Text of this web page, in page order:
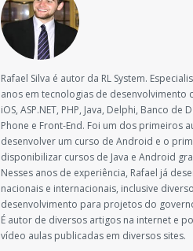
Rafael Silva é autor da RL System.
anos em tecnologias de desenvolvimento
iOS, ASP.NET, PHP, Java, Delphi, Banco de
Phone e Front-End. Foi um dos primeiros
desenvolver um curso de Android e o
disponibilizar cursos de Java e Android
Nesses anos de experiência, Rafael já
nacionais e internacionais, inclusive
desenvolvimento para projetos do
É autor de diversos artigos na internet e
vídeo aulas publicadas em diversos sites.